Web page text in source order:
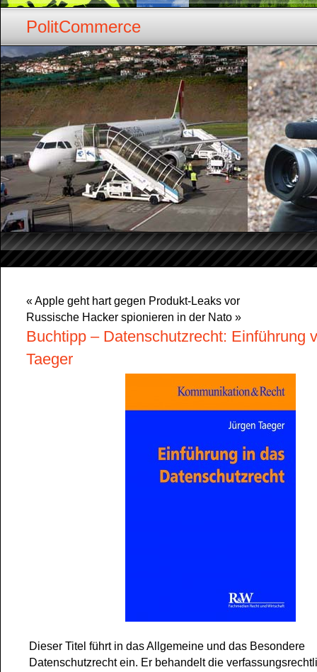
PolitCommerce
«Apple geht hart gegen Produkt-Leaks vor
Russische Hacker spionieren in der Nato »
Buchtipp – Datenschutzrecht: Einführung
Taeger
Dieser Titel führt in das Allgemeine und das Besondere
Datenschutzrecht ein. Er behandelt die